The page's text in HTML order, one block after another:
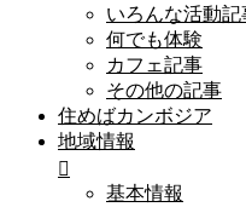
いろんな活動記
何でも体験
カフェ記事
その他の記事
住めばカンボジア
地域情報
基本情報